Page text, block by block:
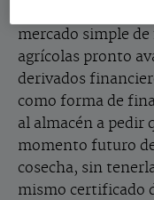
mercado simple
agrícolas pronto
derivados
como forma de
al almacén a pedir
momento futuro
cosecha, sin
mismo certificado